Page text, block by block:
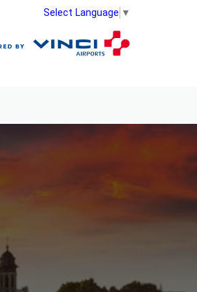
Select Language ▼